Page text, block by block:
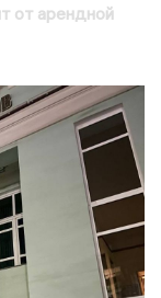
от арендной